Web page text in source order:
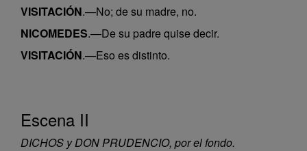
VISITACIÓN.—No; de su madre, no.
NICOMEDES.—De su padre quise decir.
VISITACIÓN.—Eso es distinto.
Escena II
DICHOS y DON PRUDENCIO, por el fondo.